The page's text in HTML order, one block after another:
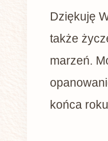
Dziękuję
także
marzeń.
końca